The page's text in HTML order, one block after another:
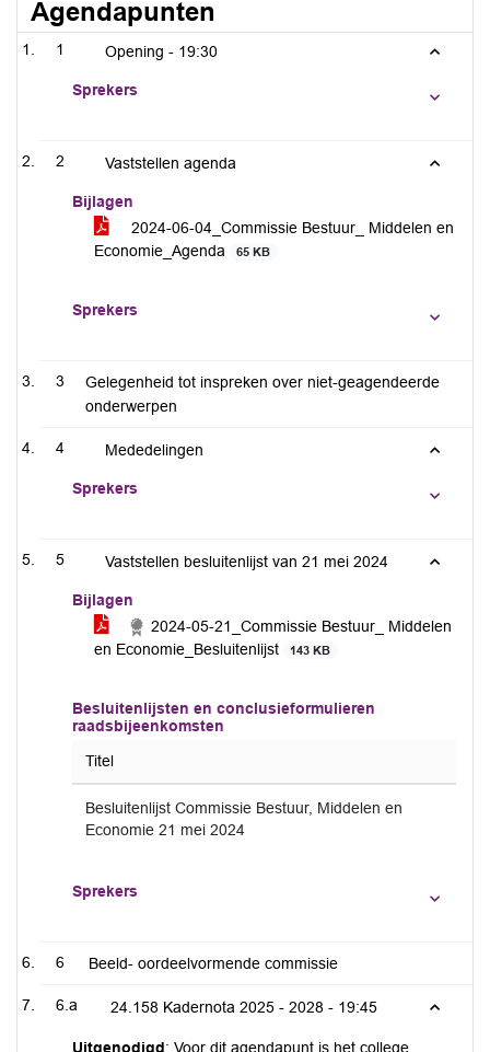
Agendapunten
1 Opening - 19:30
Sprekers
2 Vaststellen agenda
Bijlagen
2024-06-04_Commissie Bestuur_ Middelen en
Economie_Agenda
65 KB
Sprekers
3
Gelegenheid tot inspreken over niet-geagendeerde
onderwerpen
4 Mededelingen
Sprekers
5 Vaststellen besluitenlijst van 21 mei 2024
Bijlagen
2024-05-21_Commissie Bestuur_ Middelen
en Economie_Besluitenlijst
143 KB
Besluitenlijsten en conclusieformulieren
raadsbijeenkomsten
Titel
Besluitenlijst Commissie Bestuur, Middelen en
Economie 21 mei 2024
Sprekers
6 Beeld- oordeelvormende commissie
6.a 24.158 Kadernota 2025 - 2028 - 19:45
Uitgenodigd: Voor dit agendapunt is het college